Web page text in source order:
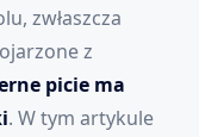
zwłaszcza
z
picie ma
. W tym artykule